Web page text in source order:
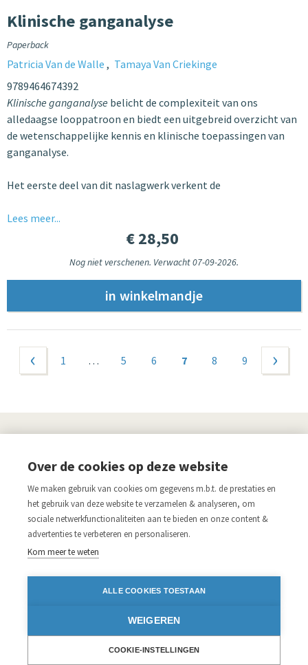
Klinische ganganalyse
Paperback
Patricia Van de Walle
Tamaya Van Criekinge
9789464674392
Klinische ganganalyse belicht de complexiteit van ons
alledaagse looppatroon en biedt een uitgebreid overzicht van
de wetenschappelijke kennis en klinische toepassingen van
ganganalyse.
Het eerste deel van dit naslagwerk verkent de
Lees meer...
€ 28,50
Nog niet verschenen. Verwacht 07-09-2026.
Pagina's
‹ vorige 1 … 5 6 7 8 9 volgende ›
Links
Aanmelden nieuwsbrief
Pers
Acco.be
Algemene voorwaarden
Disclaimer
Privacy verklaring
Blijf op de hoogte
FacebookInstagram
TwitterLinkedIn iDEAL
Over de cookies op deze website
We maken gebruik van cookies om gegevens m.b.t. de prestaties en
het gebruik van deze website te verzamelen & analyseren, om
sociale netwerkfunctionaliteiten aan te bieden en onze content &
advertenties te verbeteren en personaliseren.
Kom meer te weten
ALLE COOKIES TOESTAAN
WEIGEREN
COOKIE-INSTELLINGEN